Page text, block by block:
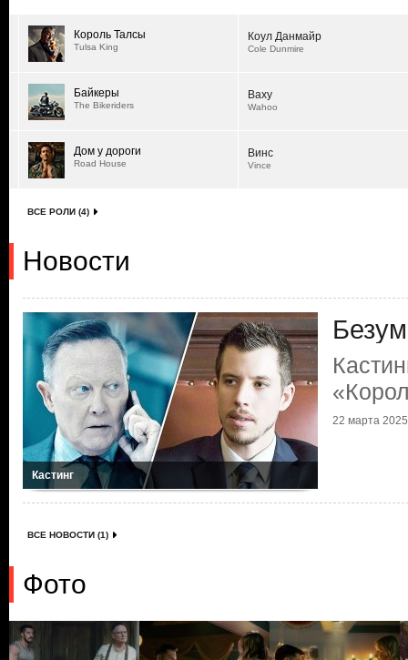
Король Талсы
Tulsa King
Коул Данмайр
Cole Dunmire
Байкеры
The Bikeriders
Ваху
Wahoo
Дом у дороги
Road House
Винс
Vince
ВСЕ РОЛИ (4)
Новости
Кастинг
22 марта 2025
ВСЕ НОВОСТИ (1)
Фото